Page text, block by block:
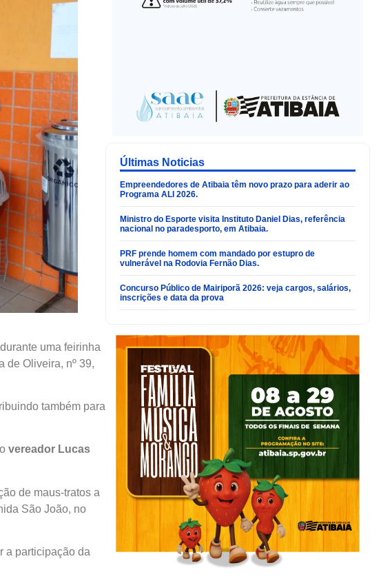
uma feirinha
de Oliveira, nº 39,
também para
vereador Lucas
de maus-tratos a
São João, no
a participação da
Últimas Noticias
Empreendedores de Atibaia têm novo prazo para aderir ao
Programa ALI 2026.
Ministro do Esporte visita Instituto Daniel Dias, referência
nacional no paradesporto, em Atibaia.
PRF prende homem com mandado por estupro de
vulnerável na Rodovia Fernão Dias.
Concurso Público de Mairiporã 2026: veja cargos, salários,
inscrições e data da prova